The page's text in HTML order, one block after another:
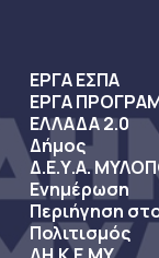
ΕΡΓΑ ΕΣΠΑ
ΕΡΓΑ
ΕΛΛΑΔΑ 2.0
Δήμος
Δ.Ε.Υ.Α.
Ενημέρωση
Περιήγηση
Πολιτισμός